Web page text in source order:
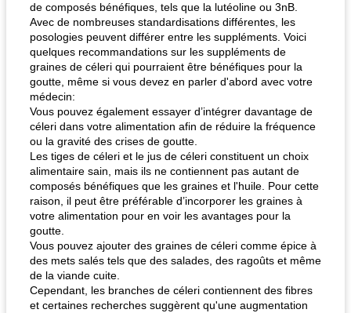
de composés bénéfiques, tels que la lutéoline ou 3nB.
Avec de nombreuses standardisations différentes, les
posologies peuvent différer entre les suppléments. Voici
quelques recommandations sur les suppléments de
graines de céleri qui pourraient être bénéfiques pour la
goutte, même si vous devez en parler d'abord avec votre
médecin:
Vous pouvez également essayer d’intégrer davantage de
céleri dans votre alimentation afin de réduire la fréquence
ou la gravité des crises de goutte.
Les tiges de céleri et le jus de céleri constituent un choix
alimentaire sain, mais ils ne contiennent pas autant de
composés bénéfiques que les graines et l'huile. Pour cette
raison, il peut être préférable d’incorporer les graines à
votre alimentation pour en voir les avantages pour la
goutte.
Vous pouvez ajouter des graines de céleri comme épice à
des mets salés tels que des salades, des ragoûts et même
de la viande cuite.
Cependant, les branches de céleri contiennent des fibres
et certaines recherches suggèrent qu'une augmentation